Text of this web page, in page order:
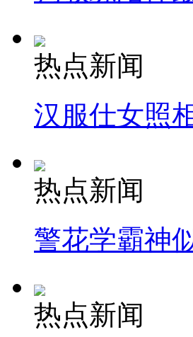
热点新闻
汉服仕女照
热点新闻
警花学霸神
热点新闻